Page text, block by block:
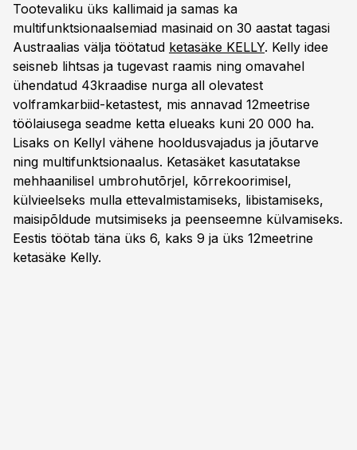
Tootevaliku üks kallimaid ja samas ka
multifunktsionaalsemiad masinaid on 30 aastat tagasi
Austraalias välja töötatud ketasäke KELLY. Kelly idee
seisneb lihtsas ja tugevast raamis ning omavahel
ühendatud 43kraadise nurga all olevatest
volframkarbiid-ketastest, mis annavad 12meetrise
töölaiusega seadme ketta elueaks kuni 20 000 ha.
Lisaks on Kellyl vähene hooldusvajadus ja jõutarve
ning multifunktsionaalus. Ketasäket kasutatakse
mehhaanilisel umbrohutõrjel, kõrrekoorimisel,
külvieelseks mulla ettevalmistamiseks, libistamiseks,
maisipõldude mutsimiseks ja peenseemne külvamiseks.
Eestis töötab täna üks 6, kaks 9 ja üks 12meetrine
ketasäke Kelly.